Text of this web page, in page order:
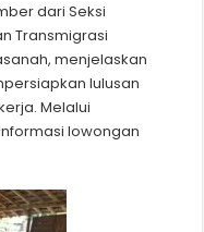
dari Seksi
Transmigrasi
menjelaskan
lulusan
Melalui
lowongan